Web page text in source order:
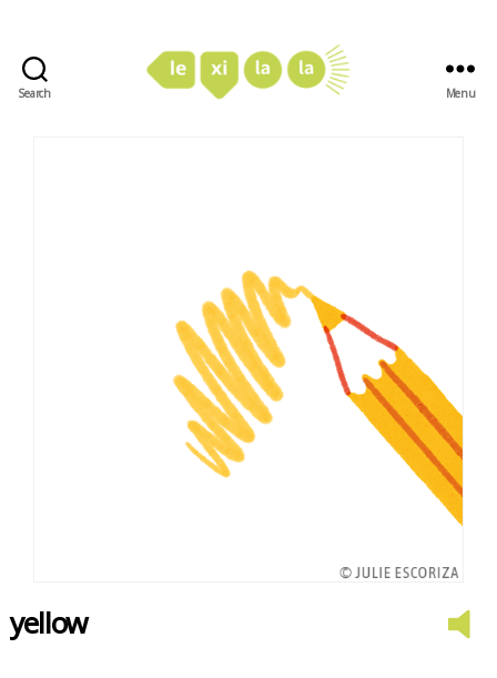
Search Menu
yellow